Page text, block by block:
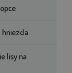
hniezda
lisy na